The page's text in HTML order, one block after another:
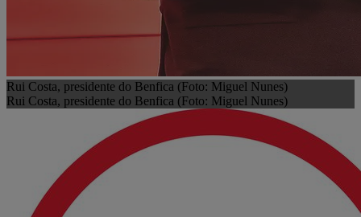
Rui Costa, presidente do Benfica (Foto: Miguel Nunes)
Rui Costa, presidente do Benfica (Foto: Miguel Nunes)